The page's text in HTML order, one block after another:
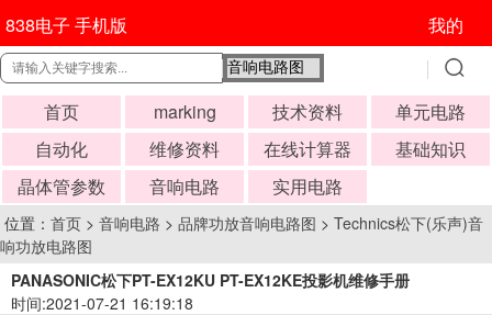
838电子 手机版 我的
首页 marking 技术资料
单元电路
自动化
维修资料 在线计算器
基础知识
晶体管参数
音响电路 实用电路
位置： 首页 > 音响电路 > 品牌功放音响电路图 > Technics松下(乐声)音
响功放电路图
PANASONIC松下PT-EX12KU PT-EX12KE投影机维修手册
时间:2021-07-21 16:19:18